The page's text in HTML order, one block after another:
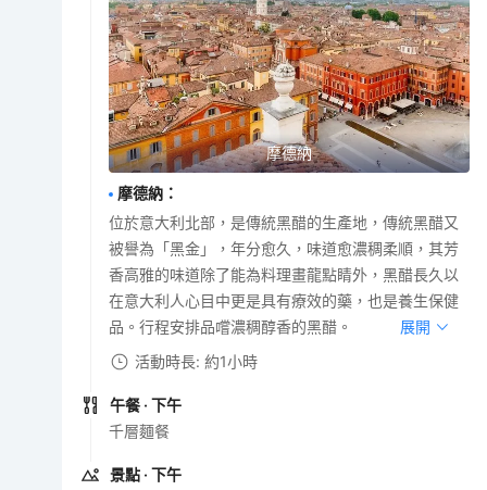
摩德納
摩德納 ：
位於意大利北部，是傳統黑醋的生產地，傳統黑醋又
被譽為「黑金」，年分愈久，味道愈濃稠柔順，其芳
香高雅的味道除了能為料理畫龍點睛外，黑醋長久以
在意大利人心目中更是具有療效的藥，也是養生保健
品。行程安排品嚐濃稠醇香的黑醋。
展開
活動時長: 約1小時
午餐 · 下午
千層麵餐
景點 · 下午